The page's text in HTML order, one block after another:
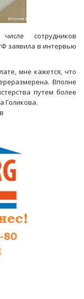
сотрудников
заявила в интервью
мне кажется, что
Вполне
путем более
Голикова.